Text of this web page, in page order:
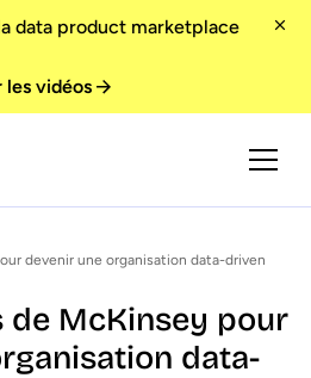
data product marketplace
les vidéos
devenir une organisation data-driven
de McKinsey pour
data-